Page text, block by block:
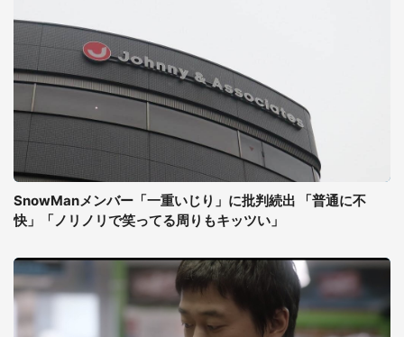
SnowManメンバー「一重いじり」に批判続出 「普通に不
快」「ノリノリで笑ってる周りもキッツい」